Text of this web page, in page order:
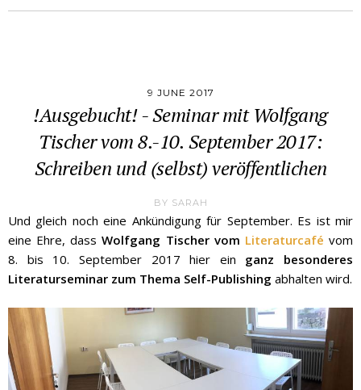
9 JUNE 2017
!Ausgebucht! - Seminar mit Wolfgang
Tischer vom 8.-10. September 2017:
Schreiben und (selbst) veröffentlichen
BY SARAH
Und gleich noch eine Ankündigung für September. Es ist mir
eine Ehre, dassWolfgang Tischer vom Literaturcafé vom
8. bis 10. September 2017 hier ein ganz besonderes
Literaturseminar zum Thema Self-Publishing abhalten wird.